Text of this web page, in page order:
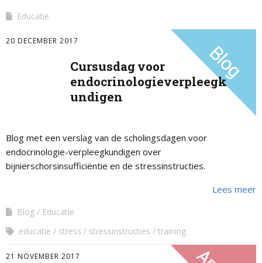
Educatie
20 DECEMBER 2017
Cursusdag voor
endocrinologieverpleegk
undigen
Blog met een verslag van de scholingsdagen voor
endocrinologie-verpleegkundigen over
bijnierschorsinsufficiëntie en de stressinstructies.
Lees meer
Blog
Educatie
educatie
stress stressinstructies training
21 NOVEMBER 2017